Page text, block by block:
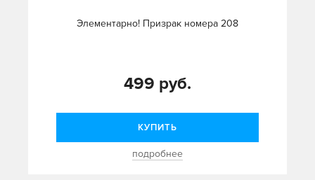
Элементарно! Призрак номера 208
499 руб.
КУПИТЬ
подробнее